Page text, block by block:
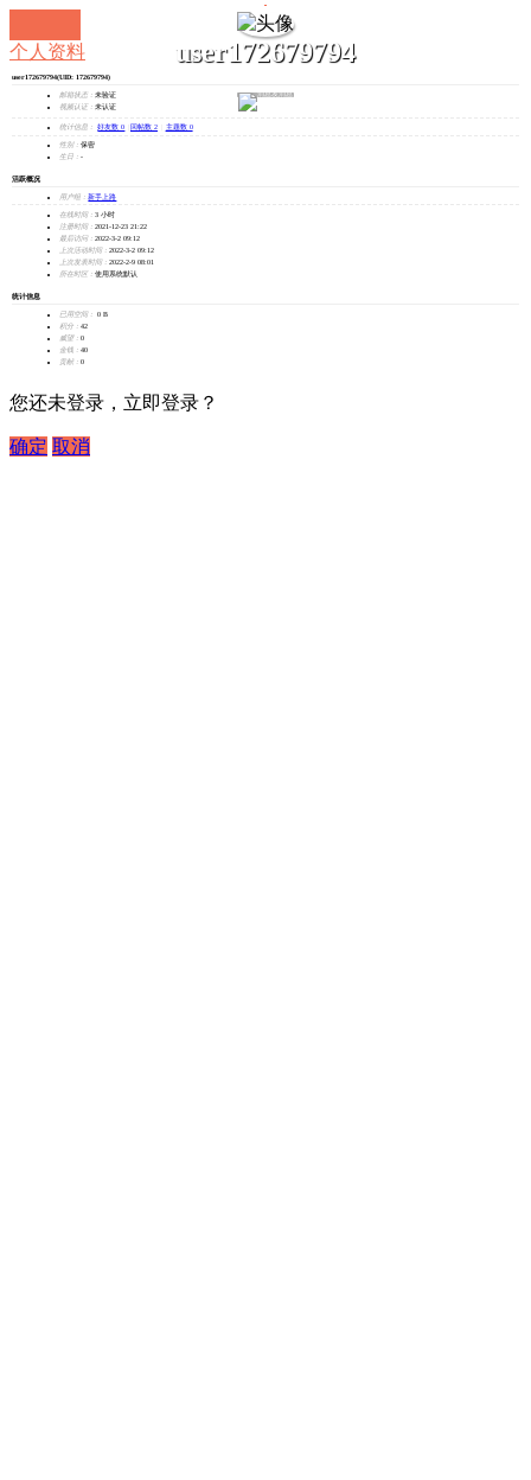
user172679794
发消息
个人资料
user172679794(UID: 172679794)
邮箱状态： 未验证
视频认证： 未认证
统计信息： 好友数 0 回帖数 2 主题数 0
性别： 保密
生日： -
活跃概况
用户组： 新手上路
在线时间： 3 小时
注册时间： 2021-12-23 21:22
最后访问： 2022-3-2 09:12
上次活动时间： 2022-3-2 09:12
上次发表时间： 2022-2-9 08:01
所在时区： 使用系统默认
统计信息
已用空间：
0 B
积分： 42
威望： 0
金钱： 40
贡献： 0
您还未登录，立即登录？
确定 取消